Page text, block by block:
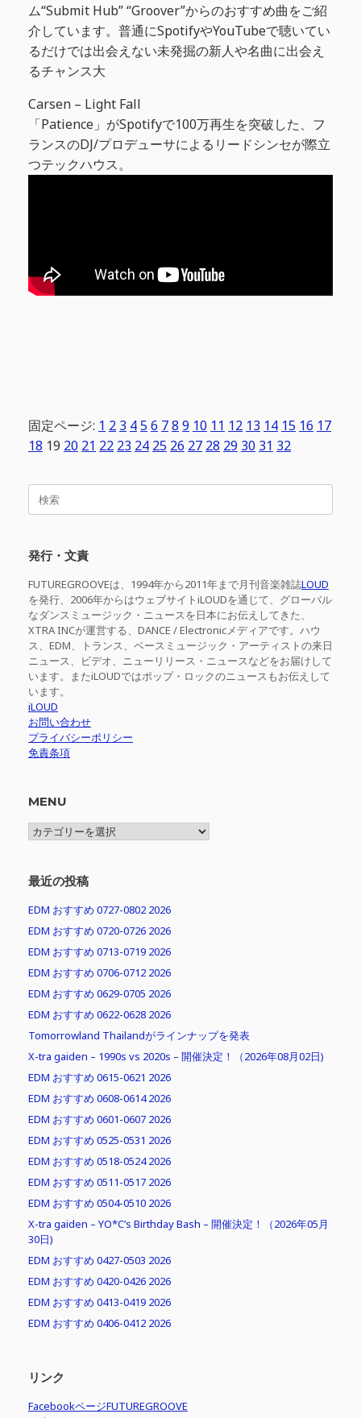
ム“Submit Hub” “Groover”からのおすすめ曲をご紹
介しています。普通にSpotifyやYouTubeで聴いてい
るだけでは出会えない未発掘の新人や名曲に出会え
るチャンス大
Carsen – Light Fall
「Patience」がSpotifyで100万再生を突破した、フ
ランスのDJ/プロデューサによるリードシンセが際立
つテックハウス。
固定ページ: 1 2 3 456 78 9 10 11 12 13 14 15 16 17
18 19 20 21 22 23 24 25 26 27 28 29 30 31 32
発行・文責
FUTUREGROOVEは、1994年から2011年まで月刊音楽雑誌LOUD
を発行、2006年からはウェブサイトiLOUDを通じて、グローバル
なダンスミュージック・ニュースを日本にお伝えしてきた、
XTRA INCが運営する、DANCE / Electronicメディアです。ハウ
ス、EDM、トランス、ベースミュージック・アーティストの来日
ニュース、ビデオ、ニューリリース・ニュースなどをお届けして
います。またiLOUDではポップ・ロックのニュースもお伝えして
います。
iLOUD
お問い合わせ
プライバシーポリシー
免責条項
MENU
MENU
最近の投稿
EDM おすすめ 0727-0802 2026
EDM おすすめ 0720-0726 2026
EDM おすすめ 0713-0719 2026
EDM おすすめ 0706-0712 2026
EDM おすすめ 0629-0705 2026
EDM おすすめ 0622-0628 2026
Tomorrowland Thailandがラインナップを発表
X-tra gaiden – 1990s vs 2020s – 開催決定！（2026年08月02日)
EDM おすすめ 0615-0621 2026
EDM おすすめ 0608-0614 2026
EDM おすすめ 0601-0607 2026
EDM おすすめ 0525-0531 2026
EDM おすすめ 0518-0524 2026
EDM おすすめ 0511-0517 2026
EDM おすすめ 0504-0510 2026
X-tra gaiden – YO*C’s Birthday Bash – 開催決定！（2026年05月
30日)
EDM おすすめ 0427-0503 2026
EDM おすすめ 0420-0426 2026
EDM おすすめ 0413-0419 2026
EDM おすすめ 0406-0412 2026
リンク
FacebookページFUTUREGROOVE